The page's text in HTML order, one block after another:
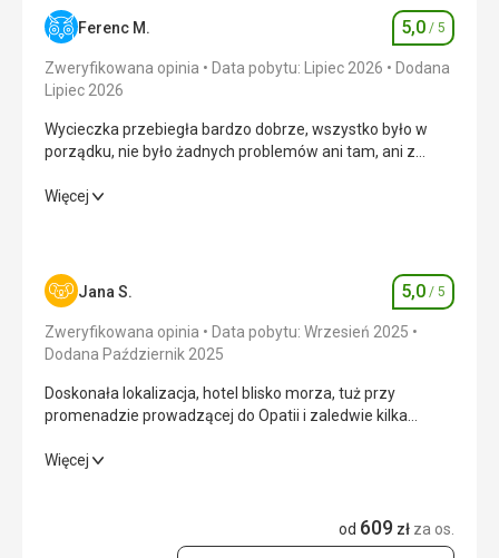
Ferenc M. Ocena
5,0 / 5
Zweryfikowana opinia Data pobytu: Lipiec 2026
Dodana
Lipiec 2026
Wycieczka przebiegła bardzo dobrze, wszystko było w
porządku, nie było żadnych problemów ani tam, ani z
Wycieczka przebiegła bardzo dobrze, wszystko było w
Wyżywienie 5,0/ 5
Zakwaterowanie 5,0
Usługi 5,0
Cena
Na plażę można dostać się schodami z hotelu. Część plaży
Więcej
Jana S. Ocena
5,0 / 5
Zweryfikowana opinia
Data pobytu: Wrzesień 2025
Dodana Październik 2025
Doskonała lokalizacja, hotel blisko morza, tuż przy
promenadzie prowadzącej do Opatii i zaledwie kilka
potraw, baseny zewnętrzne i kryte.
Doskonała lokalizacja, hotel blisko morza, tuż przy
Więcej
od 609 zł za os.